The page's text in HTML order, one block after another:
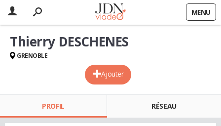
MENU
Ajouter
Thierry DESCHENES
GRENOBLE
PROFIL RÉSEAU